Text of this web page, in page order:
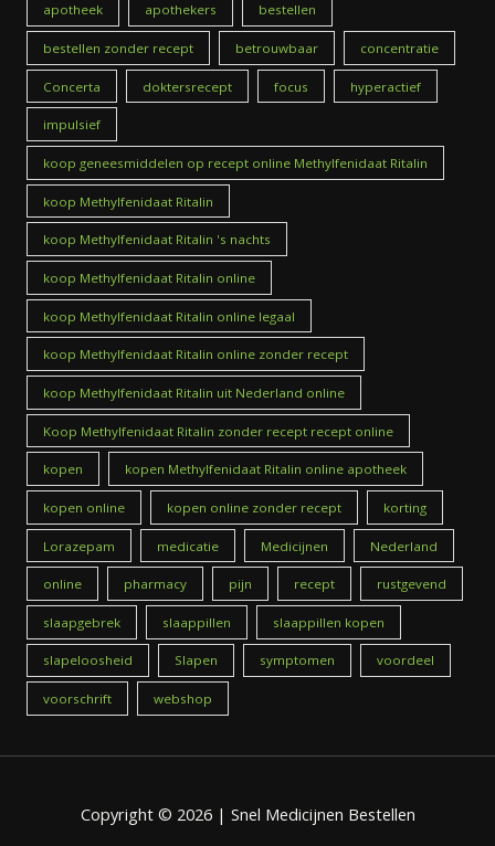
apotheek apothekers bestellen
bestellen zonder recept betrouwbaar concentratie
Concerta doktersrecept focus hyperactief
impulsief
koop geneesmiddelen op recept online Methylfenidaat Ritalin
koop Methylfenidaat Ritalin
koop Methylfenidaat Ritalin 's nachts
koop Methylfenidaat Ritalin online
koop Methylfenidaat Ritalin online legaal
koop Methylfenidaat Ritalin online zonder recept
koop Methylfenidaat Ritalin uit Nederland online
Koop Methylfenidaat Ritalin zonder recept recept online
kopen kopen Methylfenidaat Ritalin online apotheek
kopen online kopen online zonder recept korting
Lorazepam medicatie Medicijnen Nederland
online pharmacy pijn recept rustgevend
slaapgebrek slaappillen slaappillen kopen
slapeloosheid Slapen symptomen voordeel
voorschrift webshop
Copyright © 2026 | Snel Medicijnen Bestellen